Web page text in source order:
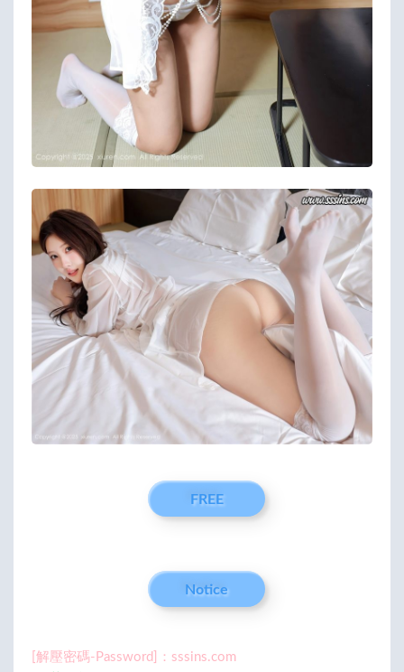
FREE
Notice
[解壓密碼-Password]：sssins.com